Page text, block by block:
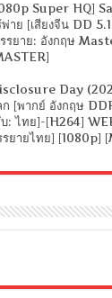
Super HQ]
พ่าย [เสียงจีน DD
รยาย: อังกฤษ
Day
ก [พากย์ อังกฤษ
: ไทย]-[H264]
รยายไทย] [1080p]